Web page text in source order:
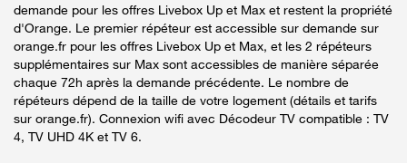
demande pour les offres Livebox Up et Max et restent la propriété
d'Orange. Le premier répéteur est accessible sur demande sur
orange.fr pour les offres Livebox Up et Max, et les 2 répéteurs
supplémentaires sur Max sont accessibles de manière séparée
chaque 72h après la demande précédente. Le nombre de
répéteurs dépend de la taille de votre logement (détails et tarifs
sur orange.fr). Connexion wifi avec Décodeur TV compatible : TV
4, TV UHD 4K et TV 6.